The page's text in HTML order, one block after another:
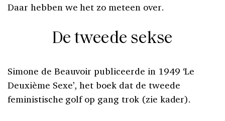
Daar hebben we het zo meteen over.
De tweede sekse
Simone de Beauvoir publiceerde in 1949 ‘Le
Deuxième Sexe’, het boek dat de tweede
feministische golf op gang trok (zie kader).